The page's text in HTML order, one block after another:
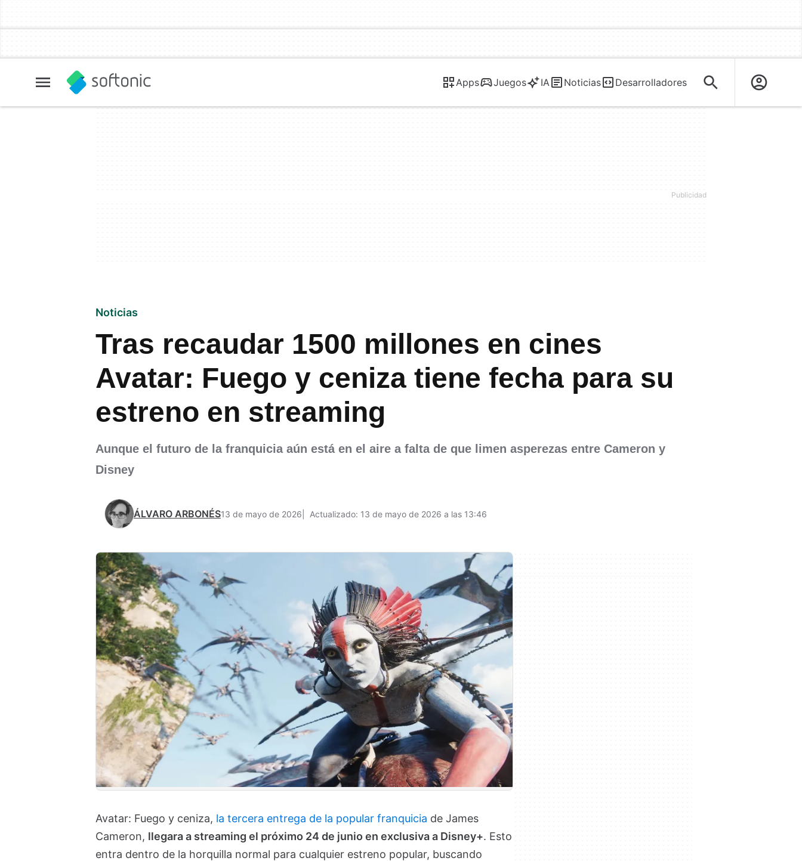
Apps Juegos IA Noticias Desarrolladores
Noticias
Tras recaudar 1500 millones en cines
Avatar: Fuego y ceniza tiene fecha para su
estreno en streaming
Aunque el futuro de la franquicia aún está en el aire a falta de que limen asperezas entre Cameron y
Disney
ÁLVARO ARBONÉS13 de mayo de 2026 Actualizado: 13 de mayo de 2026 a las 13:46
Avatar: Fuego y ceniza, la tercera entrega de la popular franquicia de James
Cameron, llegara a streaming el próximo 24 de junio en exclusiva a Disney+. Esto
entra dentro de la horquilla normal para cualquier estreno popular, buscando